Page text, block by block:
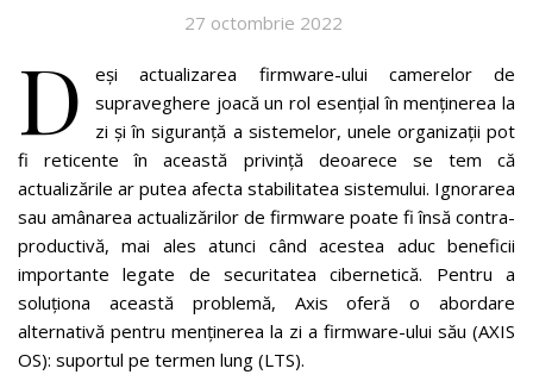
27 octombrie 2022
D
eși actualizarea firmware-ului camerelor de
supraveghere joacă un rol esențial în menținerea la
zi și în siguranță a sistemelor, unele organizații pot
fi reticente în această privință deoarece se tem că
actualizările ar putea afecta stabilitatea sistemului. Ignorarea
sau amânarea actualizărilor de firmware poate fi însă contra-
productivă, mai ales atunci când acestea aduc beneficii
importante legate de securitatea cibernetică. Pentru a
soluționa această problemă, Axis oferă o abordare
alternativă pentru menținerea la zi a firmware-ului său (AXIS
OS): suportul pe termen lung (LTS).